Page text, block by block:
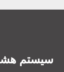
سیستم